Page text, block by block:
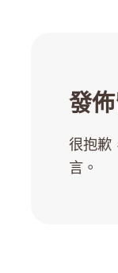
發
很抱歉
言。